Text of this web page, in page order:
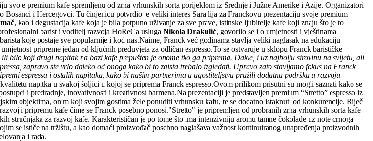
svoje premium kafe spremljenu od zrna vrhunskih sorta porijeklom iz Srednje i Južne Amerike i Azije. Organizatori
i Hercegovci. Tu činjenicu potvrdio je veliki interes Sarajlija za Franckovu prezentaciju svoje premium
, kao i degustacija kafe koja je bila potpuno uživanje za sve prave, istinske ljubitelje kafe koji znaju što je to
barist i voditelj razvoja HoReCa usluga Nikola Drakulić, govorilo se i o umjetnosti i vještinama
koje postaje sve popularnije i kod nas.Naime, Franck već godinama stavlja veliki naglasak na edukaciju
pripreme jedan od ključnih preduvjeta za odličan espresso.To se ostvaruje u sklopu Franck barističke
ili bilo koji drugi napitak na bazi kafe prepušten je onome tko ga priprema. Dakle, i uz najbolju sirovinu na svijetu, ali
zapravo ste vrlo daleko od onoga kako bi to zaista trebalo izgledati. Upravo zato stavljamo fokus na Franck
espressa i ostalih napitaka, kako bi našim partnerima u ugostiteljstvu pružili dodatnu podršku u razvoju
napitka u svakoj šoljici u kojoj se priprema Franck espresso.Ovom prilikom prisutni su mogli saznati kako se
i predradnje, inovativnosti i kreativnost barmena.Na prezentaciji je predstavljen premium “Stretto” espresso iz
objektima, onim koji svojim gostima žele ponuditi vrhunsku kafu, te se dodatno istaknuti od konkurencije. Riječ
i pripremu kafe čime se Franck posebno ponosi."Stretto" je pripremljen od probranih zrna vrhunskih sorta kafe
stručnjaka za razvoj kafe. Karakterističan je po tome što ima intenzivniju aromu tamne čokolade uz note crnoga
se ističe na tržištu, a kao domaći proizvođač posebno naglašava važnost kontinuiranog unapređenja proizvodnih
i rada.